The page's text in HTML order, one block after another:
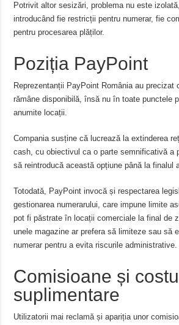
Potrivit altor sesizări, problema nu este
introducând fie restricții pentru numerar, fie
pentru procesarea plăților.
Poziția PayPoint
Reprezentanții PayPoint România au precizat
rămâne disponibilă, însă nu în toate punctele
anumite locații.
Compania susține că lucrează la extinderea
cash, cu obiectivul ca o parte semnificativă a
să reintroducă această opțiune până la finalul
Totodată, PayPoint invocă și respectarea
gestionarea numerarului, care impune limite
pot fi păstrate în locații comerciale la final de
unele magazine ar prefera să limiteze sau să
numerar pentru a evita riscurile administrative.
Comisioane și
suplimentare
Utilizatorii mai reclamă și apariția unor